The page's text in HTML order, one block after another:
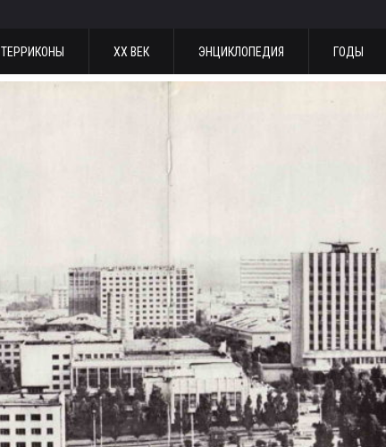
ТЕРРИКОНЫ ХХ ВЕК ЭНЦИКЛОПЕДИЯ ГОДЫ